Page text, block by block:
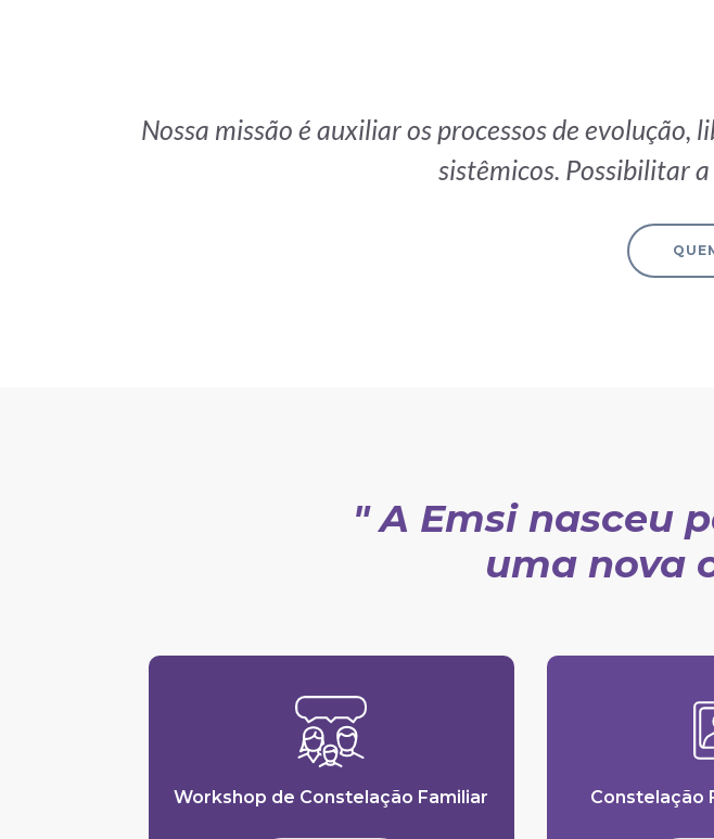
Nossa missão é auxiliar os processos de
sistêmicos. Possibilitar
" A Emsi nasceu
uma nova
Workshop de Constelação Familiar Constelação